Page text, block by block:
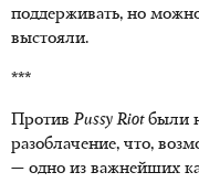
поддерживать, но
выстояли.
***
ПротивPussy Riotбыли
разоблачение, что,
— одно из важнейших